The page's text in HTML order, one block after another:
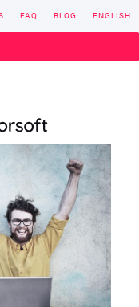
FAQ BLOG ENGLISH